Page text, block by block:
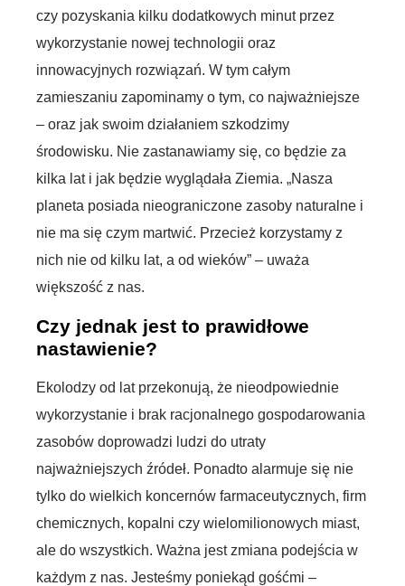
czy pozyskania kilku dodatkowych minut przez
wykorzystanie nowej technologii oraz
innowacyjnych rozwiązań. W tym całym
zamieszaniu zapominamy o tym, co najważniejsze
– oraz jak swoim działaniem szkodzimy
środowisku. Nie zastanawiamy się, co będzie za
kilka lat i jak będzie wyglądała Ziemia. „Nasza
planeta posiada nieograniczone zasoby naturalne i
nie ma się czym martwić. Przecież korzystamy z
nich nie od kilku lat, a od wieków” – uważa
większość z nas.
Czy jednak jest to prawidłowe
nastawienie?
Ekolodzy od lat przekonują, że nieodpowiednie
wykorzystanie i brak racjonalnego gospodarowania
zasobów doprowadzi ludzi do utraty
najważniejszych źródeł. Ponadto alarmuje się nie
tylko do wielkich koncernów farmaceutycznych, firm
chemicznych, kopalni czy wielomilionowych miast,
ale do wszystkich. Ważna jest zmiana podejścia w
każdym z nas. Jesteśmy poniekąd gośćmi –